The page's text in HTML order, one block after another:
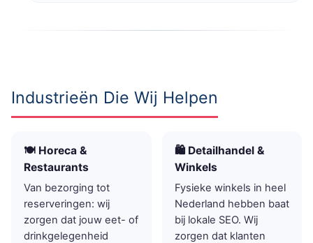
Industrieën Die Wij Helpen
🍽️ Horeca &
Restaurants
Van bezorging tot
reserveringen: wij
zorgen dat jouw eet- of
drinkgelegenheid
🛍️ Detailhandel &
Winkels
Fysieke winkels in heel
Nederland hebben baat
bij lokale SEO. Wij
zorgen dat klanten